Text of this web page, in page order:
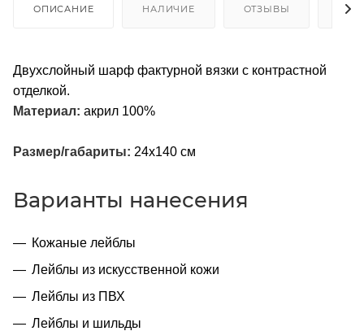
ОПИСАНИЕ НАЛИЧИЕ ОТЗЫВЫ
Двухслойный шарф фактурной вязки с контрастной
отделкой.
Материал: акрил 100%
Размер/габариты: 24х140 см
Варианты нанесения
Кожаные лейблы
Лейблы из искусственной кожи
Лейблы из ПВХ
Лейблы и шильды